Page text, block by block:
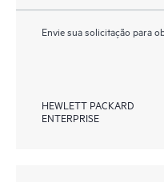
Envie sua solicitação para
HEWLETT PACKARD
ENTERPRISE